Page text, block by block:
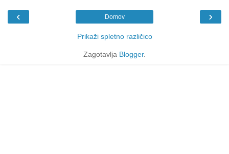
‹ ›
Domov
Prikaži spletno različico
Zagotavlja Blogger.